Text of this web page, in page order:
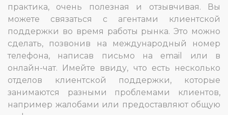
практика, очень полезная и отзывчивая. Вы
можете связаться с агентами клиентской
поддержки во время работы рынка. Это можно
сделать, позвонив на международный номер
телефона, написав письмо на email или в
онлайн-чат. Имейте ввиду, что есть несколько
отделов клиентской поддержки, которые
занимаются разными проблемами клиентов,
например жалобами или предоставляют общую